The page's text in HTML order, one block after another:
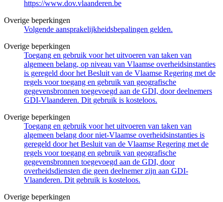
https://www.dov.vlaanderen.be
Overige beperkingen
Volgende aansprakelijkheidsbepalingen gelden.
Overige beperkingen
Toegang en gebruik voor het uitvoeren van taken van
algemeen belang, op niveau van Vlaamse overheidsinstanties
is geregeld door het Besluit van de Vlaamse Regering met de
regels voor toegang en gebruik van geografische
gegevensbronnen toegevoegd aan de GDI, door deelnemers
GDI-Vlaanderen. Dit gebruik is kosteloos.
Overige beperkingen
Toegang en gebruik voor het uitvoeren van taken van
algemeen belang door niet-Vlaamse overheidsinstanties is
geregeld door het Besluit van de Vlaamse Regering met de
regels voor toegang en gebruik van geografische
gegevensbronnen toegevoegd aan de GDI, door
overheidsdiensten die geen deelnemer zijn aan GDI-
Vlaanderen. Dit gebruik is kosteloos.
Overige beperkingen